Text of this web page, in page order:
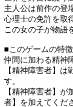
主人公は前作の登
心理士の免許を取
この女の子が物語
■このゲームの特
仲間に加わる精神
【精神障害者】
す。
【精神障害者】
者】を加えてくだ